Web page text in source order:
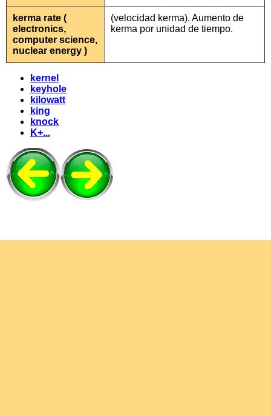
kerma rate (
electronics,
computer science,
nuclear energy )
(velocidad kerma). Aumento de
kerma por unidad de tiempo.
kernel
keyhole
kilowatt
king
knock
K+...